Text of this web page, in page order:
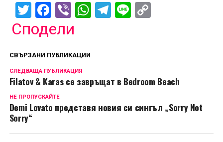
Twitter
Facebook
ViberWhatsApp
Telegram
LineCopy
Сподели
СВЪРЗАНИ ПУБЛИКАЦИИ
СЛЕДВАЩА ПУБЛИКАЦИЯ
Filatov & Karas се завръщат в Bedroom Beach
НЕ ПРОПУСКАЙТЕ
Demi Lovato представя новия си сингъл „Sorry Not
Sorry“